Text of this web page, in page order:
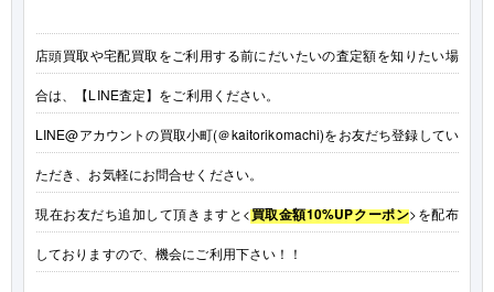
店頭買取や宅配買取をご利用する前にだいたいの査定額を知りたい場
合は、【LINE査定】をご利用ください。
LINE@アカウントの買取小町(＠kaitorikomachi)をお友だち登録してい
ただき、お気軽にお問合せください。
現在お友だち追加して頂きますと<買取金額10%UPクーポン>を配布
しておりますので、機会にご利用下さい！！